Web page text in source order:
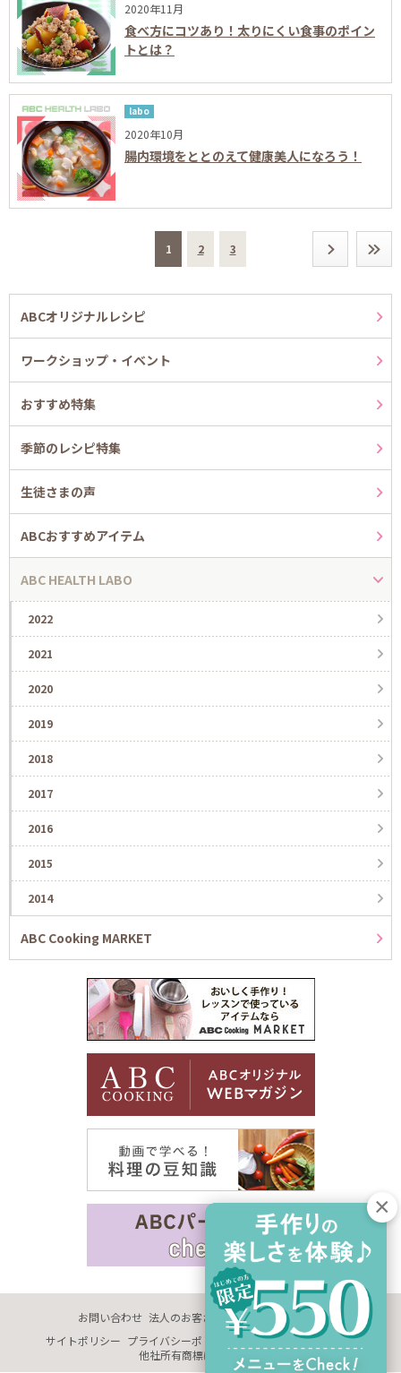
2020年11月
食べ方にコツあり！太りにくい食事のポイン
トとは？
labo
2020年10月
腸内環境をととのえて健康美人になろう！
1 2 3
ABCオリジナルレシピ
ワークショップ・イベント
おすすめ特集
季節のレシピ特集
生徒さまの声
ABCおすすめアイテム
ABC HEALTH LABO
2022
2021
2020
2019
2018
2017
2016
2015
2014
ABC Cooking MARKET
お問い合わせ 法人のお客さま 企業情報
採用情報
サイトポリシー プライバシーポリシー サイトマップ 推奨環境
他社所有商標に関する表示